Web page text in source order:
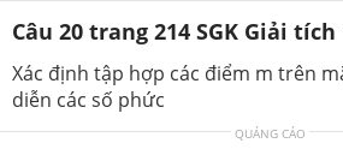
Câu 20 trang 214 SGK Giải
Xác định tập hợp các điểm m trên
diễn các số phức
QUẢNG CÁO